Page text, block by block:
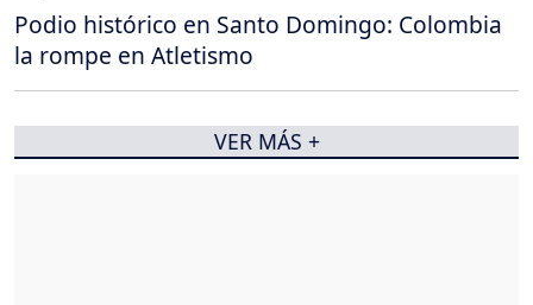
Podio histórico en Santo Domingo: Colombia
la rompe en Atletismo
VER MÁS +